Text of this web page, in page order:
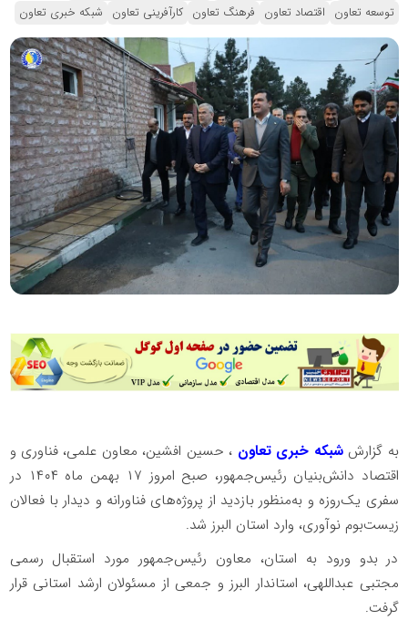
توسعه تعاون اقتصاد تعاون فرهنگ تعاون کارآفرینی تعاون شبکه خبری تعاون
به گزارش شبکه خبری تعاون ، حسین افشین، معاون علمی، فناوری و
اقتصاد دانش‌بنیان رئیس‌جمهور، صبح امروز ۱۷ بهمن ماه ۱۴۰۴ در
سفری یک‌روزه و به‌منظور بازدید از پروژه‌های فناورانه و دیدار با فعالان
زیست‌بوم نوآوری، وارد استان البرز شد.
در بدو ورود به استان، معاون رئیس‌جمهور مورد استقبال رسمی
مجتبی عبداللهی، استاندار البرز و جمعی از مسئولان ارشد استانی قرار
گرفت.